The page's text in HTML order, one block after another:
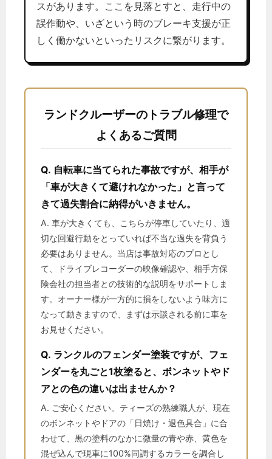
スがあります。ここを見落とすと、走行中の
誤作動や、いざという時のブレーキ支援が正
しく働かないといったリスクに繋がります。
ランドクルーザーのトラブル修理で
よくあるご質問
Q. 自転車に当てられた事故ですが、相手が
「車が大きくて避けれなかった」と言って
きて過失割合に納得がいきません。
A. 車が大きくても、こちらが停車していたり、適
切な回避行動をとっていれば不当な過失を背負う
必要はありません。当店は事故対応のプロとし
て、ドライブレコーダーの映像確認や、相手方保
険会社の担当者との技術的な説明をサポートしま
す。オーナー様が一方的に損をしないよう味方に
なって動きますので、まずは示談される前に車を
お見せください。
Q. ランクルのフェンダー塗装ですが、フェ
ンダーを丸ごと1枚塗ると、ボンネットやド
アとの色の違いは出ませんか？
A. ご安心ください。ティーズの熟練職人が、現在
のボンネットやドアの「日焼け・退色具合」に合
わせて、黒の塗料のなかに微量の青や赤、黄色を
混ぜ込んで現車に100%同調するカラーを調合し